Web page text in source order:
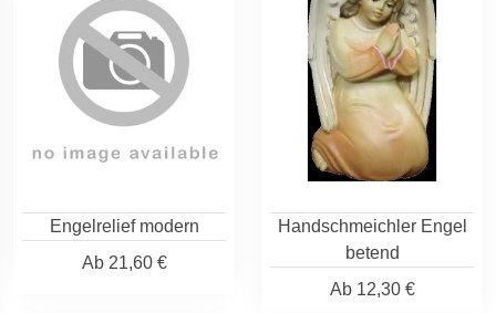
Engelrelief modern
Ab21,60 €
Handschmeichler Engel
betend
Ab12,30 €